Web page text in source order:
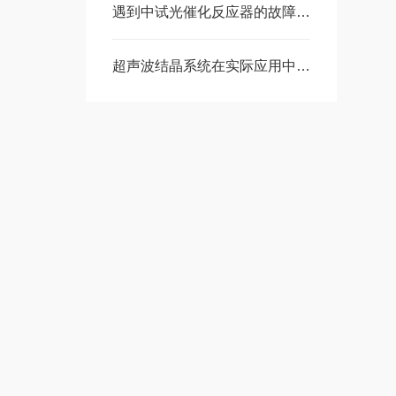
遇到中试光催化反应器的故障应该怎么解决
超声波结晶系统在实际应用中需要注意哪些操作要点？